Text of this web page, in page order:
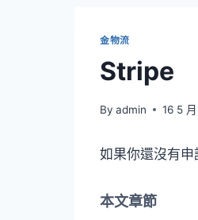
金物流
Stripe
By admin 16 5
如果你還沒有
本文章節